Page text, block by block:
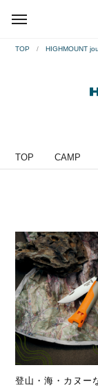
TOP HIGHMOUNT
TOP CAMP
登山・海・カヌー